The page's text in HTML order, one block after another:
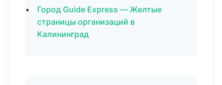
Город Guide Express — Желтые
страницы организаций в
Калининград